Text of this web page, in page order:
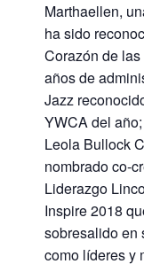
Marthaellen,
ha sido
Corazón de
años de
Jazz
YWCA del
Leola Bullock
nombrado co-
Liderazgo
Inspire 2018
sobresalido en
como líderes y